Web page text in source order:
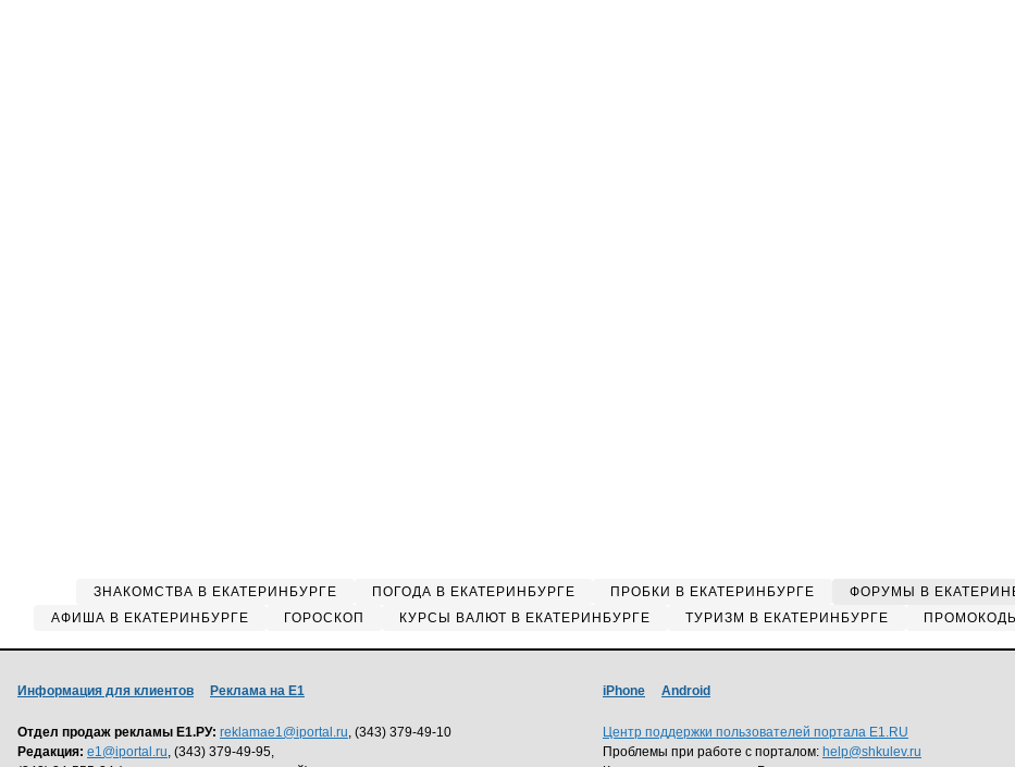
ЗНАКОМСТВА В ЕКАТЕРИНБУРГЕ ПОГОДА В ЕКАТЕРИНБУРГЕ ПРОБКИ В ЕКАТЕРИНБУРГЕ ФОРУМЫ В
АФИША В ЕКАТЕРИНБУРГЕ
ГОРОСКОП КУРСЫ ВАЛЮТ В ЕКАТЕРИНБУРГЕ ТУРИЗМ В ЕКАТЕРИНБУРГЕ
Информация для клиентов Реклама на Е1
Отдел продаж рекламы Е1.РУ: reklamae1@iportal.ru, (343) 379-49-10
Редакция: e1@iportal.ru, (343) 379-49-95,
iPhone Android
Центр поддержки пользователей портала E1.RU
Проблемы при работе с порталом: help@shkulev.ru